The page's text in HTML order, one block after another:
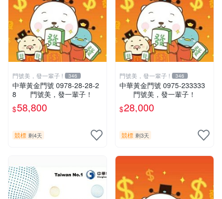
門號美，發一輩子 ! 346
中華黃金門號 0978-28-28-2
8 門號美，發一輩子！
$58,800
競標 剩4天
門號美，發一輩子 ! 346
中華黃金門號 0975-233333
門號美，發一輩子！
$28,000
競標 剩3天